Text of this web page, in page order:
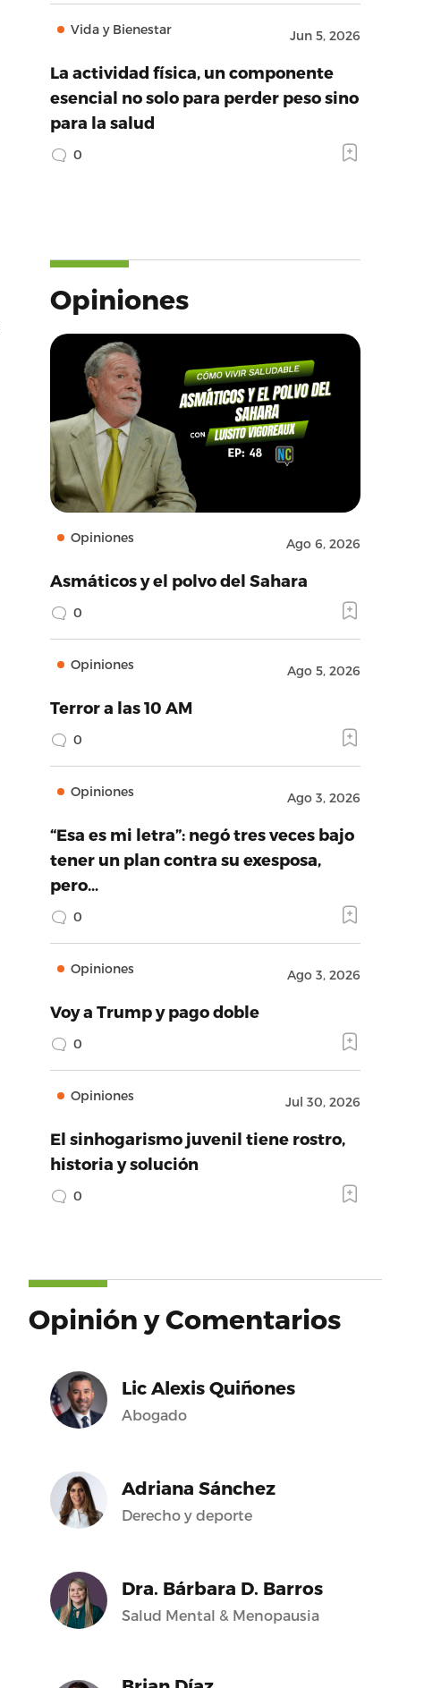
Vida y Bienestar Jun 5, 2026
La actividad física, un componente
esencial no solo para perder peso sino
para la salud
0
Opiniones
Opiniones Ago 6, 2026
Asmáticos y el polvo del Sahara
0
Opiniones Ago 5, 2026
Terror a las 10 AM
0
Opiniones Ago 3, 2026
“Esa es mi letra”: negó tres veces bajo
tener un plan contra su exesposa,
pero…
0
Opiniones Ago 3, 2026
Voy a Trump y pago doble
0
Opiniones Jul 30, 2026
El sinhogarismo juvenil tiene rostro,
historia y solución
0
Opinión y Comentarios
Lic Alexis Quiñones
Abogado
Adriana Sánchez
Derecho y deporte
Dra. Bárbara D. Barros
Salud Mental & Menopausia